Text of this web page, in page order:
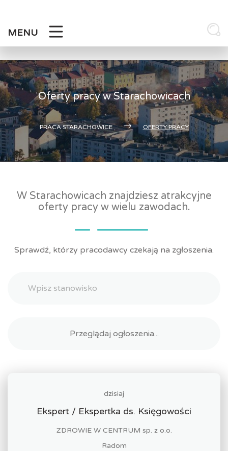
MENU
Oferty pracy w Starachowicach
PRACA STARACHOWICE OFERTY PRACY
W Starachowicach znajdziesz atrakcyjne
oferty pracy w wielu zawodach.
Sprawdź, którzy pracodawcy czekają na zgłoszenia.
dzisiaj
Ekspert / Ekspertka ds. Księgowości
ZDROWIE W CENTRUM sp. z o.o.
Radom